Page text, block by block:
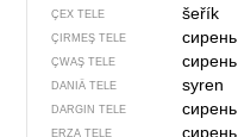
ÇEX TELE šeřík
ÇIRMEŞ TELE сирень
ÇWAŞ TELE сирень
DANIÄ TELE syren
DARGIN TELE сирень
ERZA TELE сирень